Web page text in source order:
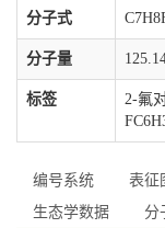
分子式
分子量
标签
2-氟
编号系统 表征
生态学数据
分